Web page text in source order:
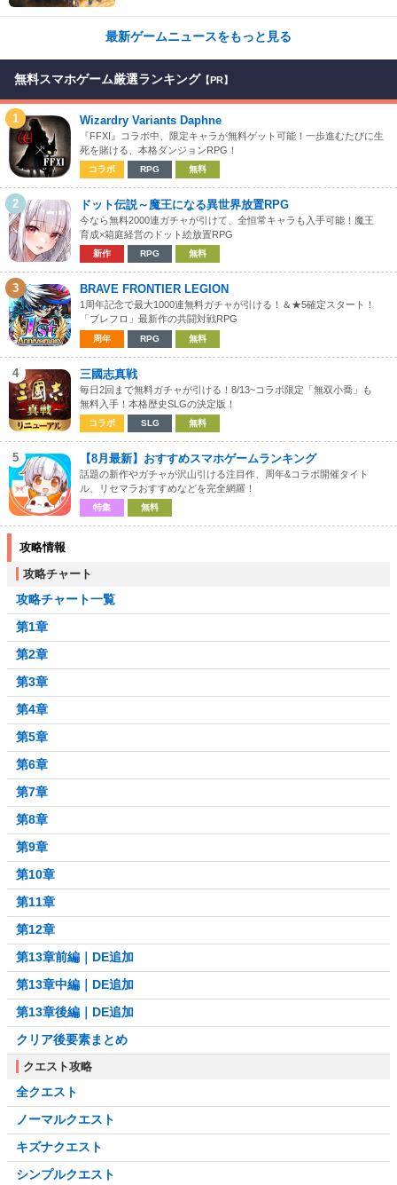
最新ゲームニュースをもっと見る
無料スマホゲーム厳選ランキング 【PR】
1 Wizardry Variants Daphne
『FFXI』コラボ中、限定キャラが無料ゲット可能！一歩進むたびに生
死を賭ける、本格ダンジョンRPG！
コラボ RPG 無料
2 ドット伝説～魔王になる異世界放置RPG
今なら無料2000連ガチャが引けて、全恒常キャラも入手可能！魔王
育成×箱庭経営のドット絵放置RPG
新作 RPG 無料
3 BRAVE FRONTIER LEGION
1周年記念で最大1000連無料ガチャが引ける！＆★5確定スタート！
「ブレフロ」最新作の共闘対戦RPG
周年 RPG 無料
4 三國志真戦
毎日2回まで無料ガチャが引ける！8/13~コラボ限定「無双小喬」も
無料入手！本格歴史SLGの決定版！
コラボ SLG 無料
5 【8月最新】おすすめスマホゲームランキング
話題の新作やガチャが沢山引ける注目作、周年&コラボ開催タイト
ル、リセマラおすすめなどを完全網羅！
特集 無料
攻略情報
攻略チャート
攻略チャート一覧
第1章
第2章
第3章
第4章
第5章
第6章
第7章
第8章
第9章
第10章
第11章
第12章
第13章前編｜DE追加
第13章中編｜DE追加
第13章後編｜DE追加
クリア後要素まとめ
クエスト攻略
全クエスト
ノーマルクエスト
キズナクエスト
シンプルクエスト